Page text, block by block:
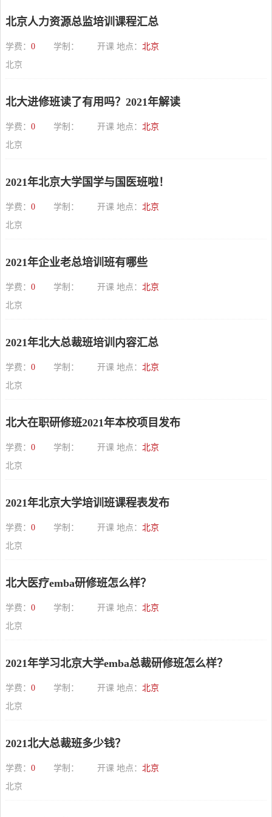
北京人力资源总监培训课程汇总
学费： 0 学制： 开课 地点： 北京
北京
北大进修班读了有用吗？2021年解读
学费： 0 学制： 开课 地点： 北京
北京
2021年北京大学国学与国医班啦！
学费： 0 学制： 开课 地点： 北京
北京
2021年企业老总培训班有哪些
学费： 0 学制： 开课 地点： 北京
北京
2021年北大总裁班培训内容汇总
学费： 0 学制： 开课 地点： 北京
北京
北大在职研修班2021年本校项目发布
学费： 0 学制： 开课 地点： 北京
北京
2021年北京大学培训班课程表发布
学费： 0 学制： 开课 地点： 北京
北京
北大医疗emba研修班怎么样？
学费： 0 学制： 开课 地点： 北京
北京
2021年学习北京大学emba总裁研修班怎么样？
学费： 0 学制： 开课 地点： 北京
北京
2021北大总裁班多少钱？
学费： 0 学制： 开课 地点： 北京
北京